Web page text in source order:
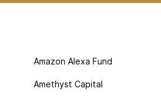
Amazon Alexa Fund
Amethyst Capital